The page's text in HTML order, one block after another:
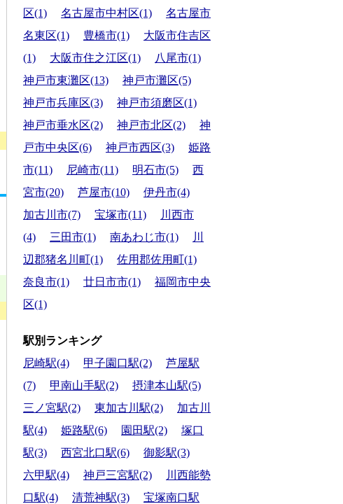
区(1)
名古屋市中村区(1)
名古屋市
名東区(1)
豊橋市(1)
大阪市住吉区
(1)
大阪市住之江区(1)
八尾市(1)
神戸市東灘区(13)
神戸市灘区(5)
神戸市兵庫区(3)
神戸市須磨区(1)
神戸市垂水区(2)
神戸市北区(2)
神
戸市中央区(6)
神戸市西区(3)
姫路
市(11)
尼崎市(11) 明石市(5)
西
宮市(20)
芦屋市(10)
伊丹市(4)
加古川市(7)
宝塚市(11)
川西市
(4)
三田市(1) 南あわじ市(1)
川
辺郡猪名川町(1)
佐用郡佐用町(1)
奈良市(1)
廿日市市(1)
福岡市中央
区(1)
駅別ランキング
尼崎駅(4)
甲子園口駅(2)
芦屋駅
(7)
甲南山手駅(2)
摂津本山駅(5)
三ノ宮駅(2)
東加古川駅(2)
加古川
駅(4)
姫路駅(6) 園田駅(2)
塚口
駅(3)
西宮北口駅(6)
御影駅(3)
六甲駅(4)
神戸三宮駅(2)
川西能勢
口駅(4)
清荒神駅(3)
宝塚南口駅